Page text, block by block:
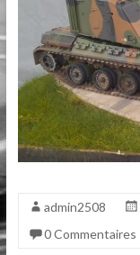
admin2508
0 Commentaires